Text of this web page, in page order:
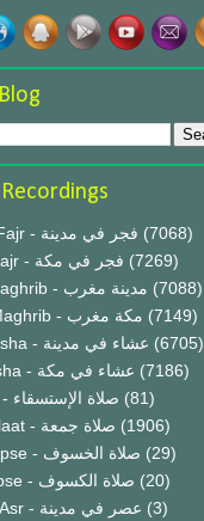
1) Madinah Fajr - فجر في مدينة (7068)
1) Makkah Fajr - فجر في مكة (7269)
2) Madina Maghrib - مدينة مغرب (7088)
2) Makkah Maghrib - مكة مغرب (7149)
3) Madinah Isha - عشاء في مدينة (6705)
3) Makkah Isha - عشاء في مكة (7186)
4) Al Istasqa - صلاة الإستسقاء (81)
4) Friday Salaat - صلاة جمعة (1906)
5) Lunar Eclipse - صلاة الخسوف (29)
(20)
6) Madinah 'Asr - عصر في مدينة (3)